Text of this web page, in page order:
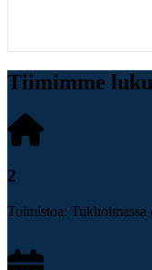
Tiimimme
2
Toimistoa: Tukholmassa